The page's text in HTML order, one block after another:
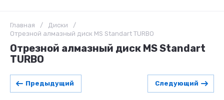
Главная / Диски
/
Отрезной алмазный диск MS Standart TURBO
Отрезной алмазный диск MS Standart
TURBO
Предыдущий Следующий